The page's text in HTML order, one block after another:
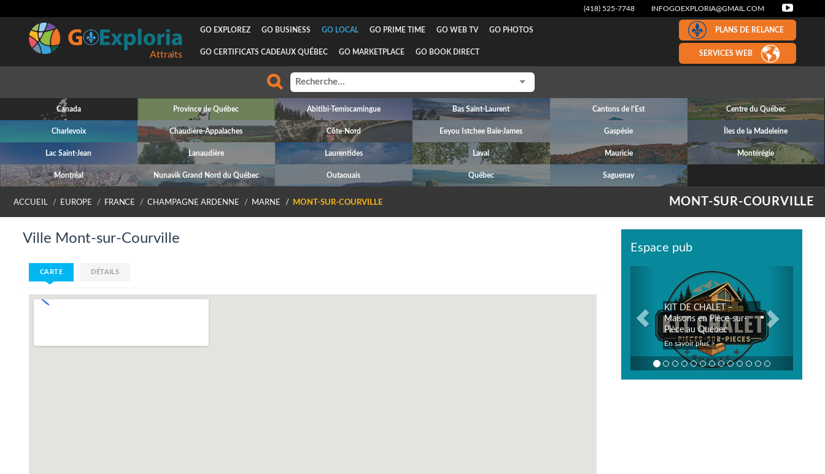
(418) 525-7748 INFOGOEXPLORIA@GMAIL.COM
Attraits
GO EXPLOREZ GO BUSINESS GO LOCAL GO PRIME TIME GO WEB TV GO PHOTOS
GO CERTIFICATS CADEAUX QUÉBEC GO MARKETPLACE GO BOOK DIRECT
PLANS DE RELANCE
SERVICES WEB
Canada Province de Québec Abitibi-Temiscamingue Bas Saint-Laurent Cantons de l'Est Centre du Québec
Charlevoix Chaudière-Appalaches Côte-Nord Eeyou Istchee Baie-James Gaspésie Îles de la Madeleine
Lac Saint-Jean Lanaudière Laurentides Laval Mauricie Montérégie
Montréal Nunavik Grand Nord du Québec Outaouais Québec Saguenay
MONT-SUR-COURVILLE
ACCUEIL EUROPE FRANCE CHAMPAGNE ARDENNE MARNE MONT-SUR-COURVILLE
Ville Mont-sur-Courville
CARTE DÉTAILS
Espace pub
KIT DE CHALET –
Maisons en Pièce-sur-
Pièce au Québec
En savoir plus >